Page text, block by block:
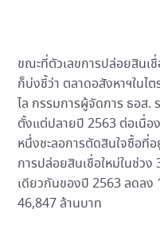
ขณะที่ตัวเลขการปล่อยสินเชื่
ก็บ่งชี้ว่า ตลาดอสังหาฯในไ
ไล กรรมการผู้จัดการ ธอส.
ตั้งแต่ปลายปี 2563 ต่อเนื่อ
หนึ่งชะลอการตัดสินใจซื้อที่
การปล่อยสินเชื่อใหม่ในช่ว
เดียวกันของปี 2563 ลดลง
46,847 ล้านบาท